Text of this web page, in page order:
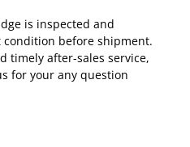
is inspected and
condition before shipment.
timely after-sales service,
for your any question